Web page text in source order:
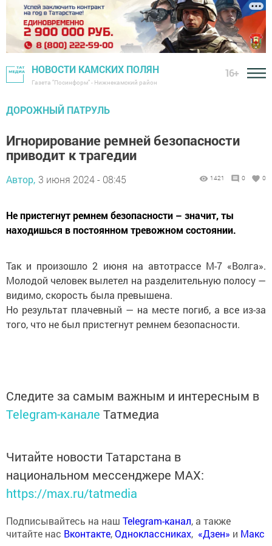
НОВОСТИ КАМСКИХ ПОЛЯН
Газета "Посинформ" - Нижнекамский район
16+
ДОРОЖНЫЙ ПАТРУЛЬ
Игнорирование ремней безопасности
приводит к трагедии
Автор, 3 июня 2024 - 08:45 1421 0 0
Не пристегнут ремнем безопасности – значит, ты
находишься в постоянном тревожном состоянии.
Так и произошло 2 июня на автотрассе М-7 «Волга».
Молодой человек вылетел на разделительную полосу —
видимо, скорость была превышена.
Но результат плачевный — на месте погиб, а все из-за
того, что не был пристегнут ремнем безопасности.
Следите за самым важным и интересным в
Telegram-канале Татмедиа
Читайте новости Татарстана в
национальном мессенджере MАХ:
https://max.ru/tatmedia
Подписывайтесь на наш Telegram-канал, а также
читайте нас Вконтакте,Одноклассниках, «Дзен» и Макс